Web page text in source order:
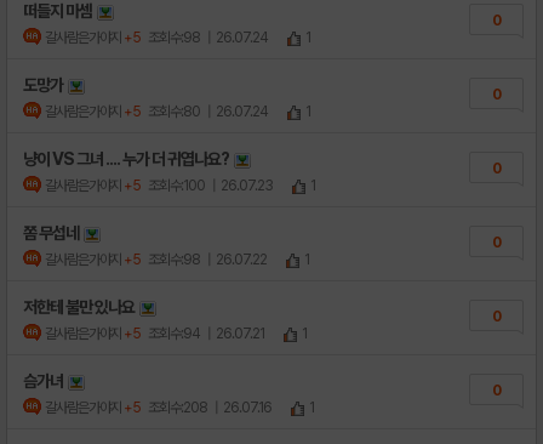
떠들지 마셈
갈사람은가야지 +5 조회수:98 | 26.07.24 1
0
도망가
갈사람은가야지 +5 조회수:80 | 26.07.24 1
0
냥이 VS 그녀 .... 누가 더 귀엽나요?
갈사람은가야지 +5 조회수:100 | 26.07.23 1
0
쫌 무섭네
갈사람은가야지 +5 조회수:98 | 26.07.22 1
0
저한테 불만 있나요
갈사람은가야지 +5 조회수:94 | 26.07.21 1
0
슴가녀
갈사람은가야지 +5 조회수:208 | 26.07.16 1
0